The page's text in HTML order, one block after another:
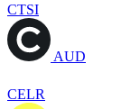
CTSI
AUD
CELR